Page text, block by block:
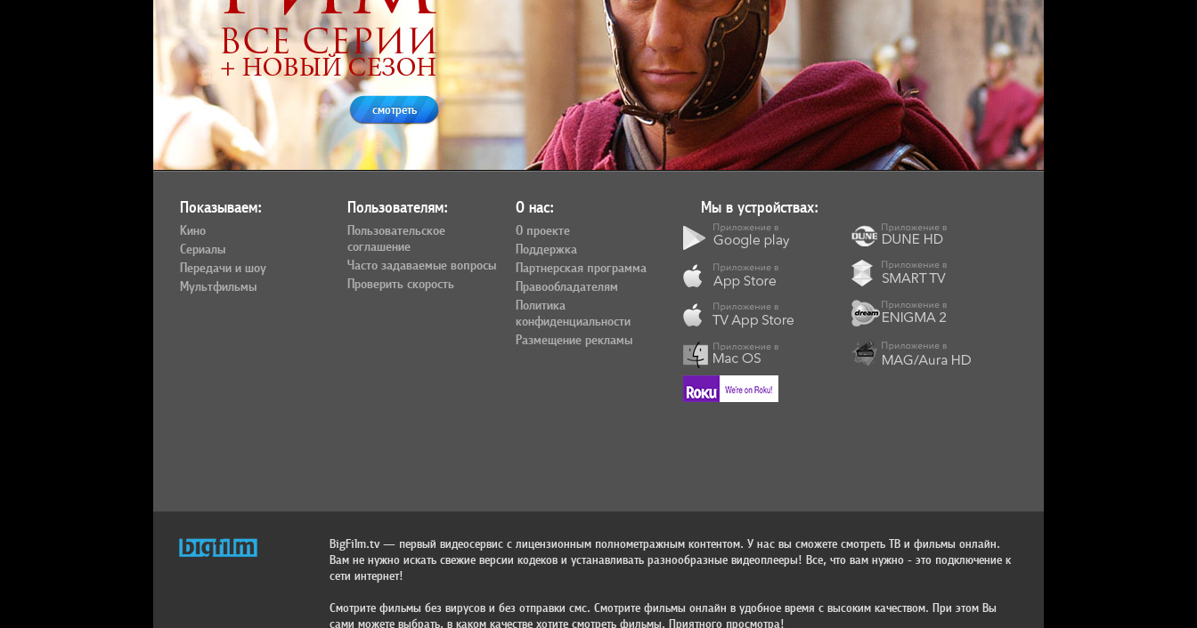
смотреть
Показываем:
Кино
Сериалы
Передачи и шоу
Мультфильмы
Пользователям:
Пользовательское
соглашение
Часто задаваемые вопросы
Проверить скорость
О нас:
О проекте
Поддержка
Партнерская программа
Правообладателям
Политика
конфиденциальности
Размещение рекламы
Мы в устройствах:
BigFilm.tv — первый видеосервис с лицензионным полнометражным контентом. У нас вы сможете смотреть ТВ и фильмы онлайн.
Вам не нужно искать свежие версии кодеков и устанавливать разнообразные видеоплееры! Все, что вам нужно - это подключение к
сети интернет!
Смотрите фильмы без вирусов и без отправки смс. Смотрите фильмы онлайн в удобное время с высоким качеством. При этом Вы
сами можете выбрать, в каком качестве хотите смотреть фильмы. Приятного просмотра!